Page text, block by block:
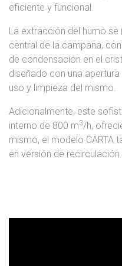
eficiente y funcional.
La extracción del humo
central de la campana,
de condensación en el
diseñado con una
uso y limpieza del mismo.
Adicionalmente, este
interno de 800 m3/h,
mismo, el modelo CARTA
en versión de recirculación.